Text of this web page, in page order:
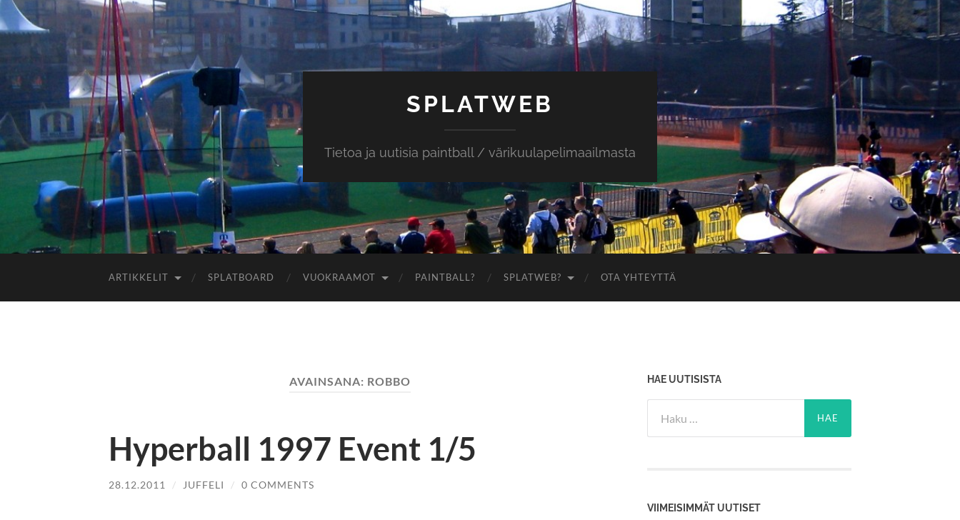
SPLATWEB
Tietoa ja uutisia paintball / värikuulapelimaailmasta
ARTIKKELIT SPLATBOARD VUOKRAAMOT PAINTBALL? SPLATWEB? OTA YHTEYTTÄ
AVAINSANA: ROBBO
Hyperball 1997 Event 1/5
28.12.2011 / JUFFELI / 0 COMMENTS
HAE UUTISISTA
VIIMEISIMMÄT UUTISET